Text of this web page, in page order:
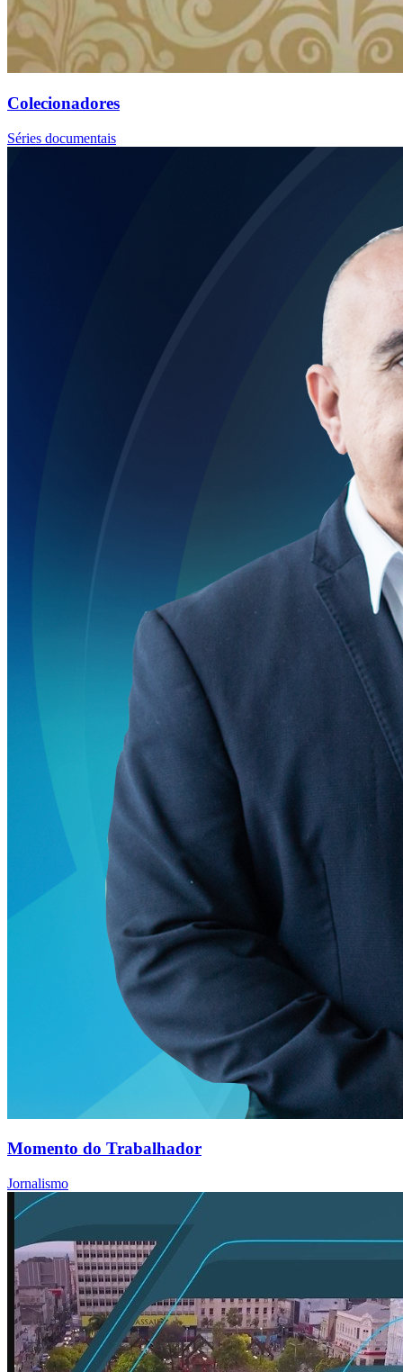
Colecionadores
Séries documentais
Momento do Trabalhador
Jornalismo